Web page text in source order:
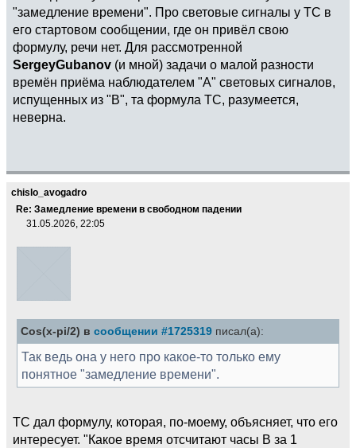
"замедление времени". Про световые сигналы у ТС в
его стартовом сообщении, где он привёл свою
формулу, речи нет. Для рассмотренной
SergeyGubanov (и мной) задачи о малой разности
времён приёма наблюдателем "А" световых сигналов,
испущенных из "В", та формула ТС, разумеется,
неверна.
chislo_avogadro
Re: Замедление времени в свободном падении
31.05.2026, 22:05
Cos(x-pi/2) в сообщении #1725319 писал(а):
Так ведь она у него про какое-то только ему
понятное "замедление времени".
ТС дал формулу, которая, по-моему, объясняет, что его
интересует. "Какое время отсчитают часы В за 1